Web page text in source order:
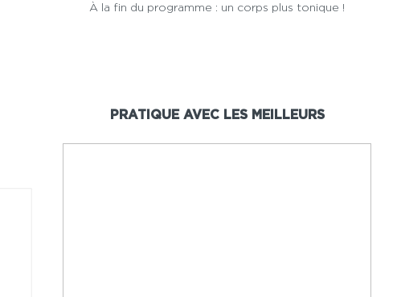
À la fin du programme : un corps plus tonique !
PRATIQUE AVEC LES MEILLEURS